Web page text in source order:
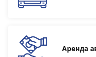
Аренда